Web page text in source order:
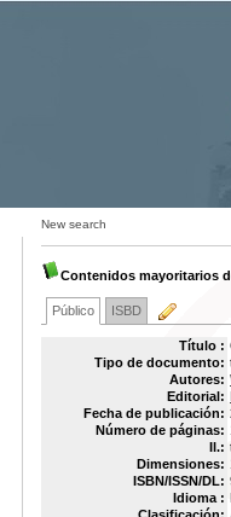
New search
Contenidos mayoritarios
Público ISBD
Título :
Tipo de documento:
Autores:
Editorial:
Fecha de publicación:
Número de páginas:
Il.:
Dimensiones:
ISBN/ISSN/DL:
Idioma :